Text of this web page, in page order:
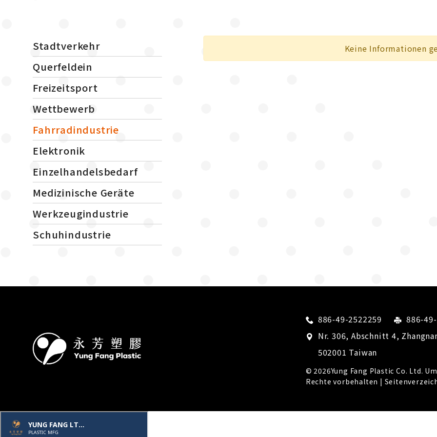
Stadtverkehr
Querfeldein
Freizeitsport
Wettbewerb
Fahrradindustrie
Elektronik
Einzelhandelsbedarf
Medizinische Geräte
Werkzeugindustrie
Schuhindustrie
Keine Informationen
886-49-2522259 886-
Nr. 306, Abschnitt 4,
502001 Taiwan
© 2026Yung Fang Plastic Co. Ltd.
Rechte vorbehalten |